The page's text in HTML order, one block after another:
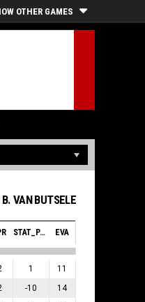
OTHER GAMES
B. VAN BUTSELE
STAT_PERSONMATCH_BASKETBALL_SPLUSMINUSPOINTS_ABBREV EVA
1 11
-10 14